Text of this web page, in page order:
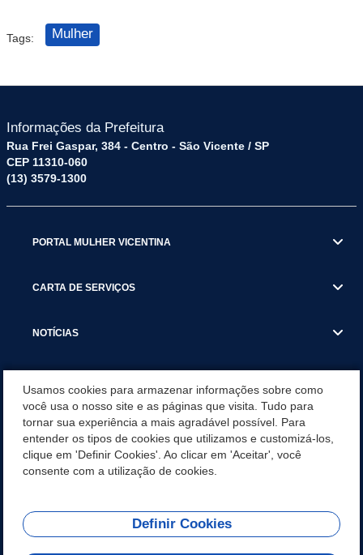
Tags: Mulher
Informações da Prefeitura
Rua Frei Gaspar, 384 - Centro - São Vicente / SP
CEP 11310-060
(13) 3579-1300
PORTAL MULHER VICENTINA
CARTA DE SERVIÇOS
NOTÍCIAS
VISITE SÃO VICENTE
INSTITUCIONAL
REDES SOCIAIS
Usamos cookies para armazenar informações sobre como
você usa o nosso site e as páginas que visita. Tudo para
tornar sua experiência a mais agradável possível. Para
entender os tipos de cookies que utilizamos e customizá-los,
clique em 'Definir Cookies'. Ao clicar em 'Aceitar', você
consente com a utilização de cookies.
Definir Cookies
Olá! Como